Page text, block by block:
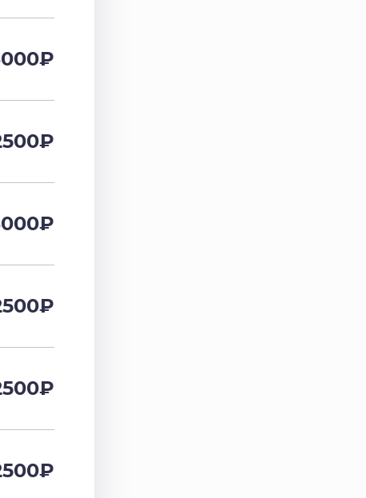
₽
₽
₽
₽
₽
₽